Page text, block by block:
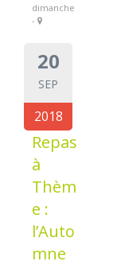
dimanche
-
20
SEP
2018
Repas
à
Thèm
e :
l’Auto
mne